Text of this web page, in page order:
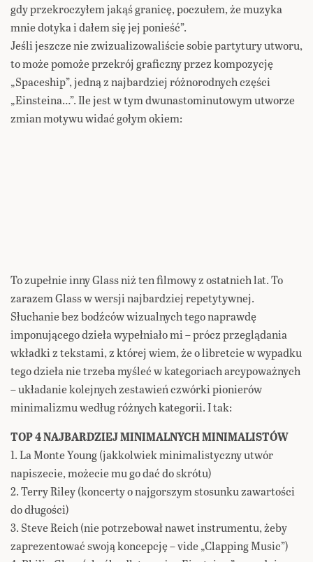
gdy przekroczyłem jakąś granicę, poczułem, że muzyka
mnie dotyka i dałem się jej ponieść”.
Jeśli jeszcze nie zwizualizowaliście sobie partytury utworu,
to może pomoże przekrój graficzny przez kompozycję
„Spaceship”, jedną z najbardziej różnorodnych części
„Einsteina…”. Ile jest w tym dwunastominutowym utworze
zmian motywu widać gołym okiem:
To zupełnie inny Glass niż ten filmowy z ostatnich lat. To
zarazem Glass w wersji najbardziej repetytywnej.
Słuchanie bez bodźców wizualnych tego naprawdę
imponującego dzieła wypełniało mi – prócz przeglądania
wkładki z tekstami, z której wiem, że o libretcie w wypadku
tego dzieła nie trzeba myśleć w kategoriach arcypoważnych
– układanie kolejnych zestawień czwórki pionierów
minimalizmu według różnych kategorii. I tak:
TOP 4 NAJBARDZIEJ MINIMALNYCH MINIMALISTÓW
1. La Monte Young (jakkolwiek minimalistyczny utwór
napiszecie, możecie mu go dać do skrótu)
2. Terry Riley (koncerty o najgorszym stosunku zawartości
do długości)
3. Steve Reich (nie potrzebował nawet instrumentu, żeby
zaprezentować swoją koncepcję – vide „Clapping Music”)